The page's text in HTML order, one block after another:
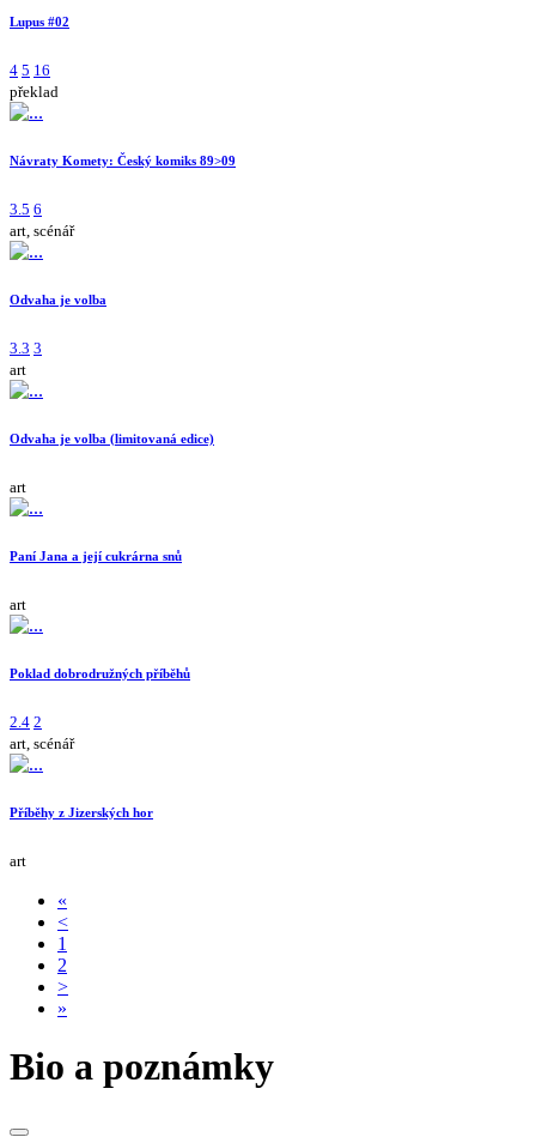
Lupus #02
4 5 16
překlad
Návraty Komety: Český komiks 89>09
3.5 6
art, scénář
Odvaha je volba
3.3 3
art
Odvaha je volba (limitovaná edice)
art
Paní Jana a její cukrárna snů
art
Poklad dobrodružných příběhů
2.4 2
art, scénář
Příběhy z Jizerských hor
art
«
<
1
2
>
»
Bio a poznámky